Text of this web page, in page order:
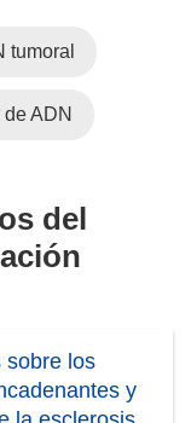
tumoral
ADN
del
sobre los
y